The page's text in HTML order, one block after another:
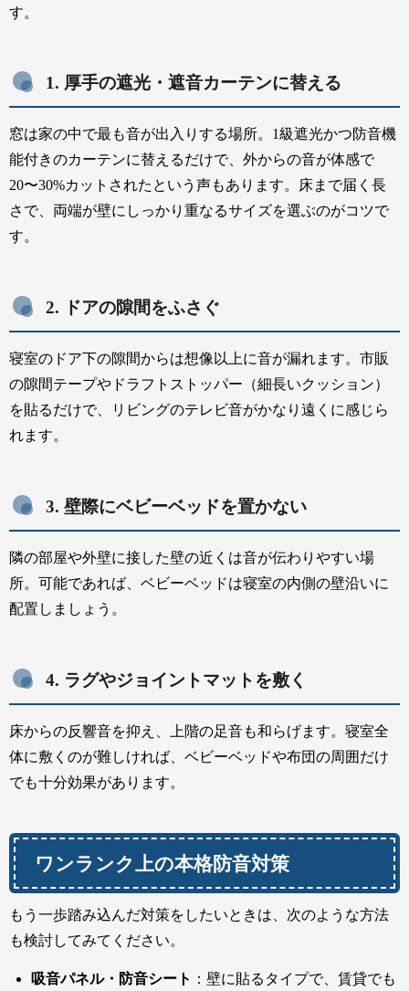
す。
1. 厚手の遮光・遮音カーテンに替える
窓は家の中で最も音が出入りする場所。1級遮光かつ防音機
能付きのカーテンに替えるだけで、外からの音が体感で
20〜30%カットされたという声もあります。床まで届く長
さで、両端が壁にしっかり重なるサイズを選ぶのがコツで
す。
2. ドアの隙間をふさぐ
寝室のドア下の隙間からは想像以上に音が漏れます。市販
の隙間テープやドラフトストッパー（細長いクッション）
を貼るだけで、リビングのテレビ音がかなり遠くに感じら
れます。
3. 壁際にベビーベッドを置かない
隣の部屋や外壁に接した壁の近くは音が伝わりやすい場
所。可能であれば、ベビーベッドは寝室の内側の壁沿いに
配置しましょう。
4. ラグやジョイントマットを敷く
床からの反響音を抑え、上階の足音も和らげます。寝室全
体に敷くのが難しければ、ベビーベッドや布団の周囲だけ
でも十分効果があります。
ワンランク上の本格防音対策
もう一歩踏み込んだ対策をしたいときは、次のような方法
も検討してみてください。
吸音パネル・防音シート ：壁に貼るタイプで、賃貸でも